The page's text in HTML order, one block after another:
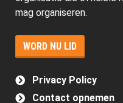
mag organiseren.
WORD NU LID
Privacy Policy
Contact opnemen